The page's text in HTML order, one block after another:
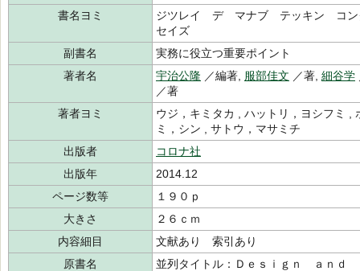
書名ヨミ
ジツレイ デ マナブ テッキン コ
セイズ
副書名
実務に役立つ重要ポイント
著者名
宇治公隆 ／編著, 服部佳文 ／著, 細谷学
／著
著者ヨミ
ウジ，キミタカ , ハットリ，ヨシフミ ,
ミ，シン , サトウ，マサミチ
出版者
コロナ社
出版年
2014.12
ページ数等
１９０ｐ
大きさ
２６ｃｍ
内容細目
文献あり 索引あり
原書名
並列タイトル：Ｄｅｓｉｇｎ ａｎ